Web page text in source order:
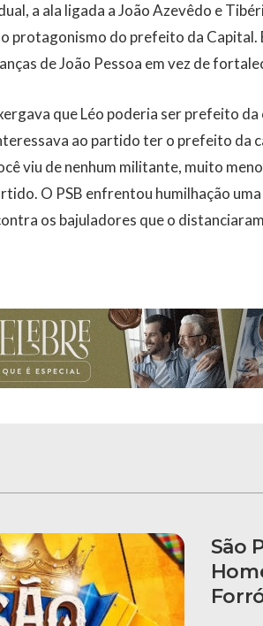
a ala ligada a João Azevêdo e
protagonismo do prefeito da Capital.
de João Pessoa em vez de
que Léo poderia ser prefeito
ao partido ter o prefeito da
viu de nenhum militante, muito
O PSB enfrentou humilhação
os bajuladores que o
São